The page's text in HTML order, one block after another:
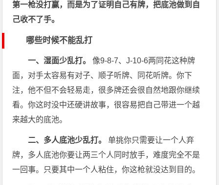
第一枪没打赢，而是为了证明自己有牌，把底池做到自
己收不了手。
哪些时候不能乱打
一、湿面少乱打。
像9-8-7、J-10-6两同花这种牌
面，对手太容易有对子、顺子听牌、同花听牌。你下
注，他不但不会轻易走，很多牌还会很自然地跟你继续
看。你这时没中还硬讲故事，很容易把自己带进一个越
来越大的底池。
二、多人底池少乱打。
单挑你只需要让一个人弃
牌，多人底池你要让两三个人同时放手，难度完全不是
一回事。只要其中一个人粘住，你这枪就没达到目的。